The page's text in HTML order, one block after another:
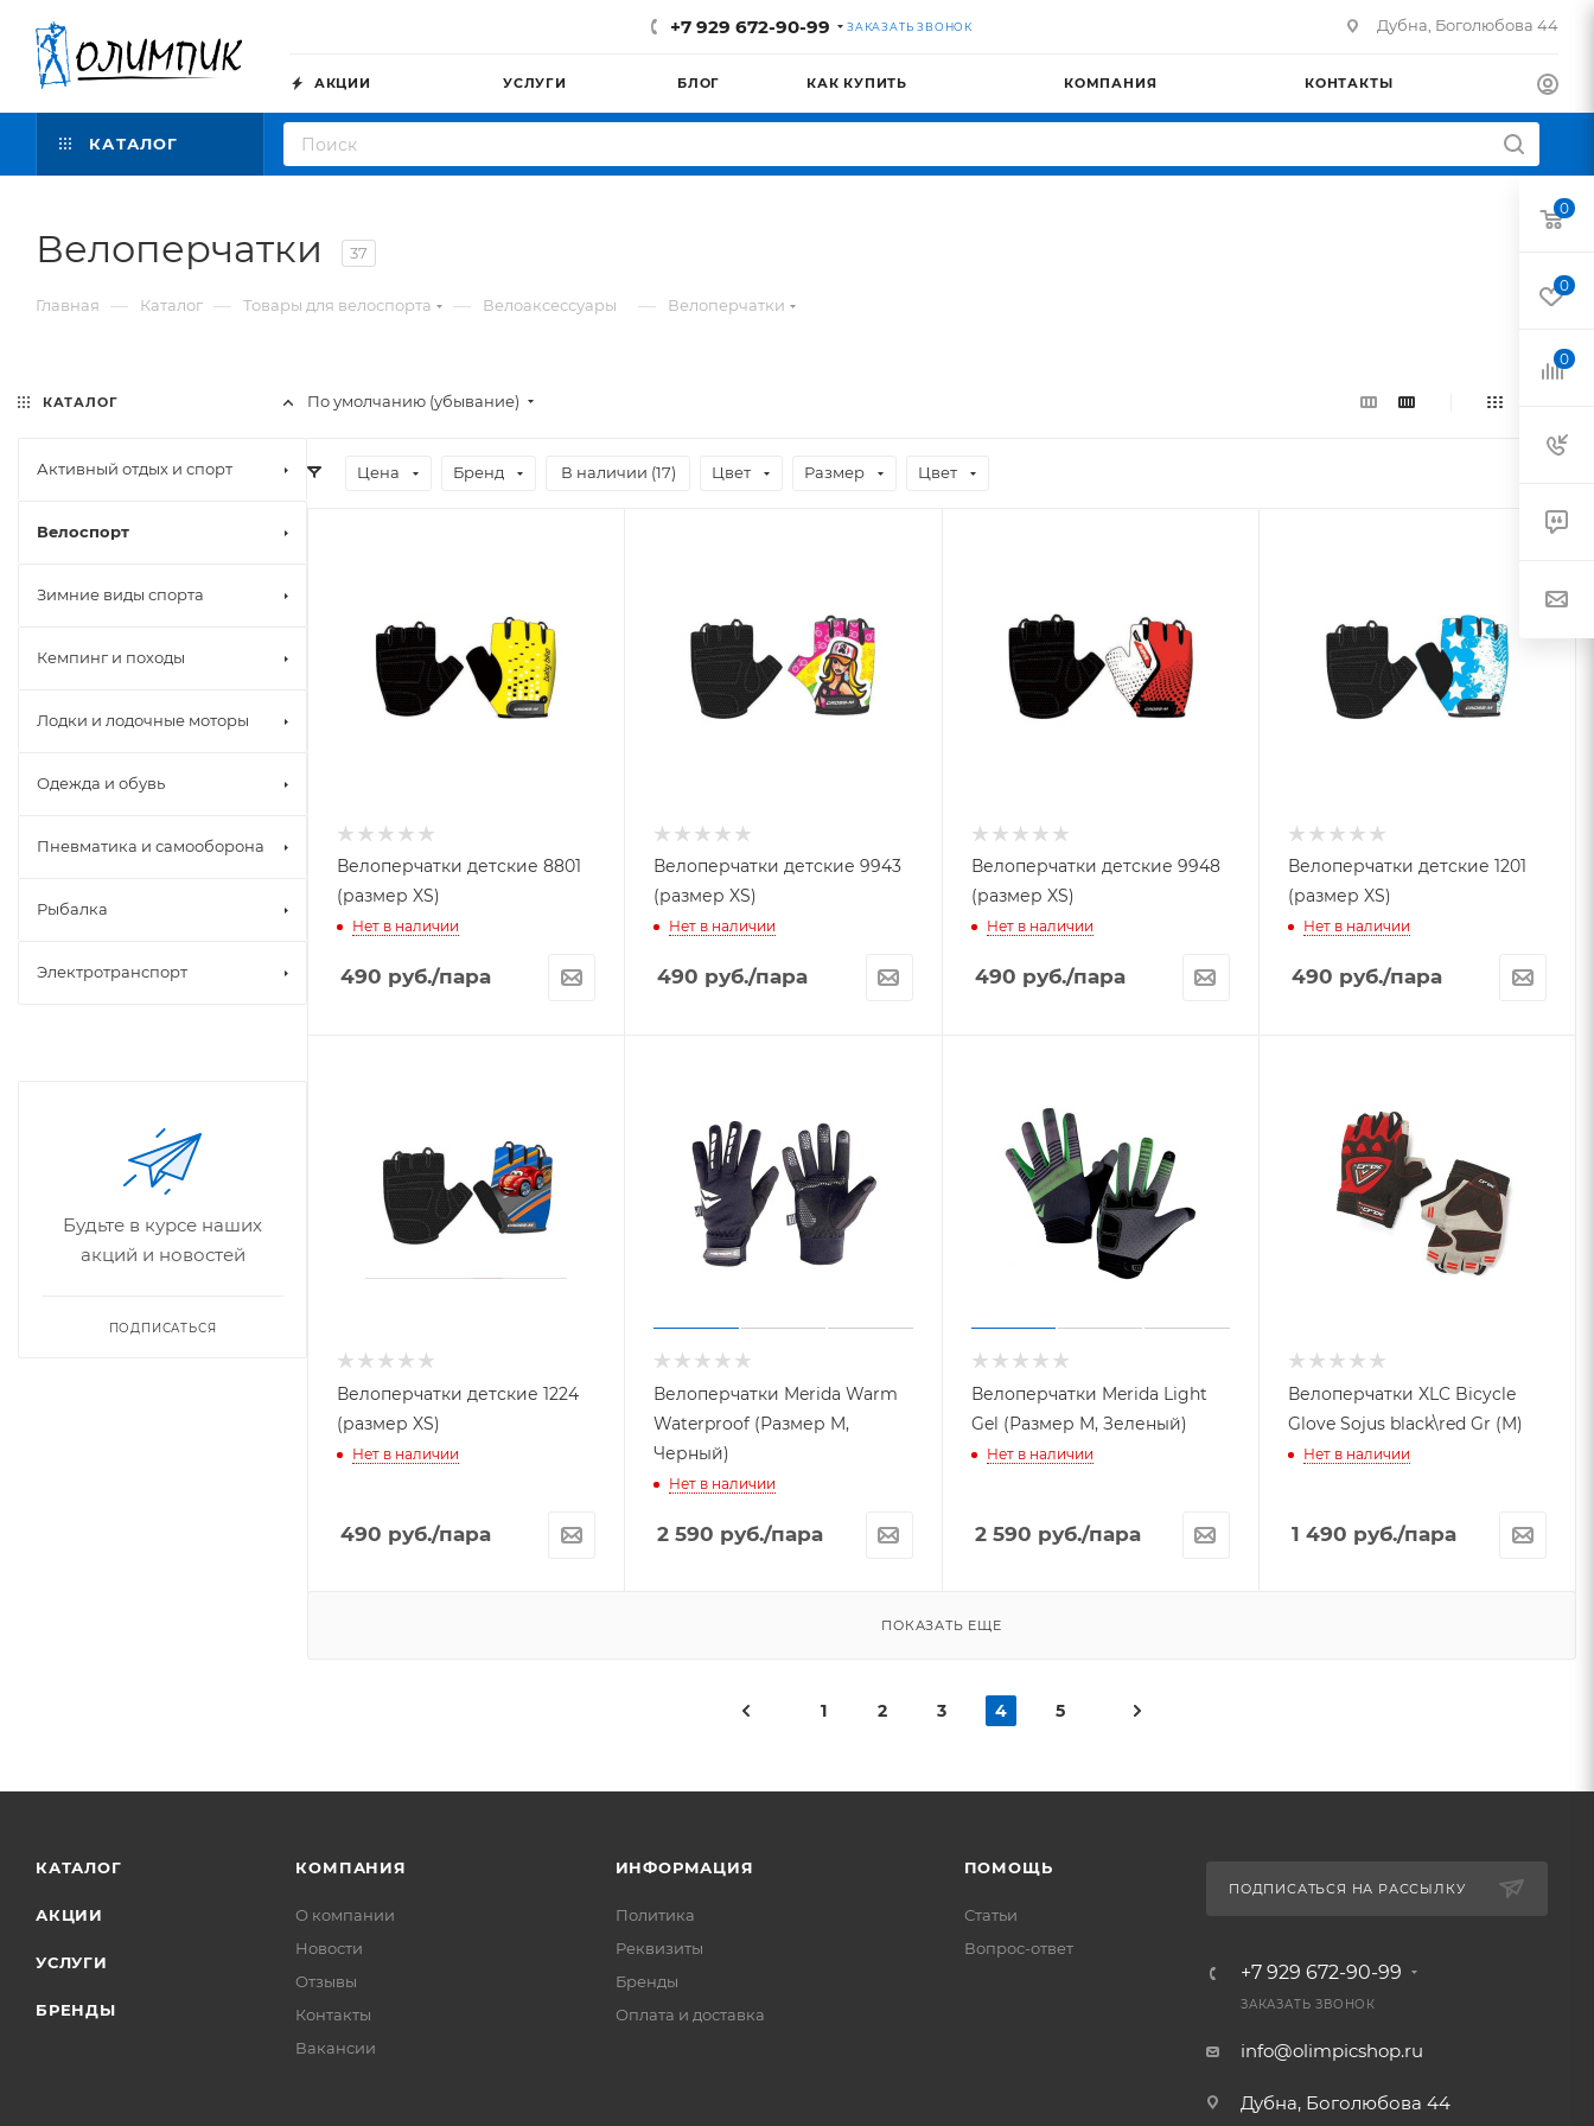
+7 929 672-90-99 ЗАКАЗАТЬ ЗВОНОК Дубна, Боголюбова 44
АКЦИИ УСЛУГИ БЛОГ КАК КУПИТЬ КОМПАНИЯ КОНТАКТЫ
КАТАЛОГ
Велоперчатки 37
Главная — Каталог — Товары для велоспорта — Велоаксессуары — Велоперчатки
По умолчанию (убывание)
Цена Бренд В наличии (17) Цвет Размер Цвет
Велоперчатки детские 8801
(размер XS)
Нет в наличии
490 руб./пара
Велоперчатки детские 9943
(размер XS)
Нет в наличии
490 руб./пара
Велоперчатки детские 9948
(размер XS)
Нет в наличии
490 руб./пара
Велоперчатки детские 1201
(размер XS)
Нет в наличии
490 руб./пара
Велоперчатки детские 1224
(размер XS)
Нет в наличии
490 руб./пара
Велоперчатки Merida Warm
Waterproof (Размер M,
Черный)
Нет в наличии
2 590 руб./пара
Велоперчатки Merida Light
Gel (Размер M, Зеленый)
Нет в наличии
2 590 руб./пара
Велоперчатки XLC Bicycle
Glove Sojus black\red Gr (M)
Нет в наличии
1 490 руб./пара
ПОКАЗАТЬ ЕЩЕ
1 2 3 4 5
КАТАЛОГ
Активный отдых и спорт
Велоспорт
Зимние виды спорта
Кемпинг и походы
Лодки и лодочные моторы
Одежда и обувь
Пневматика и самооборона
Рыбалка
Электротранспорт
Будьте в курсе наших
акций и новостей
ПОДПИСАТЬСЯ
КАТАЛОГ
АКЦИИ
УСЛУГИ
БРЕНДЫ
КОМПАНИЯ
О компании
Новости
Отзывы
Контакты
Вакансии
ИНФОРМАЦИЯ
Политика
Реквизиты
Бренды
Оплата и доставка
ПОМОЩЬ
Статьи
Вопрос-ответ
ПОДПИСАТЬСЯ НА РАССЫЛКУ
+7 929 672-90-99
ЗАКАЗАТЬ ЗВОНОК
info@olimpicshop.ru
Дубна, Боголюбова 44
0
0
0